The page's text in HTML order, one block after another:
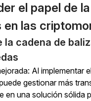
el papel de
en las
la cadena de
Al implementar
gestionar más
en una solución sólida